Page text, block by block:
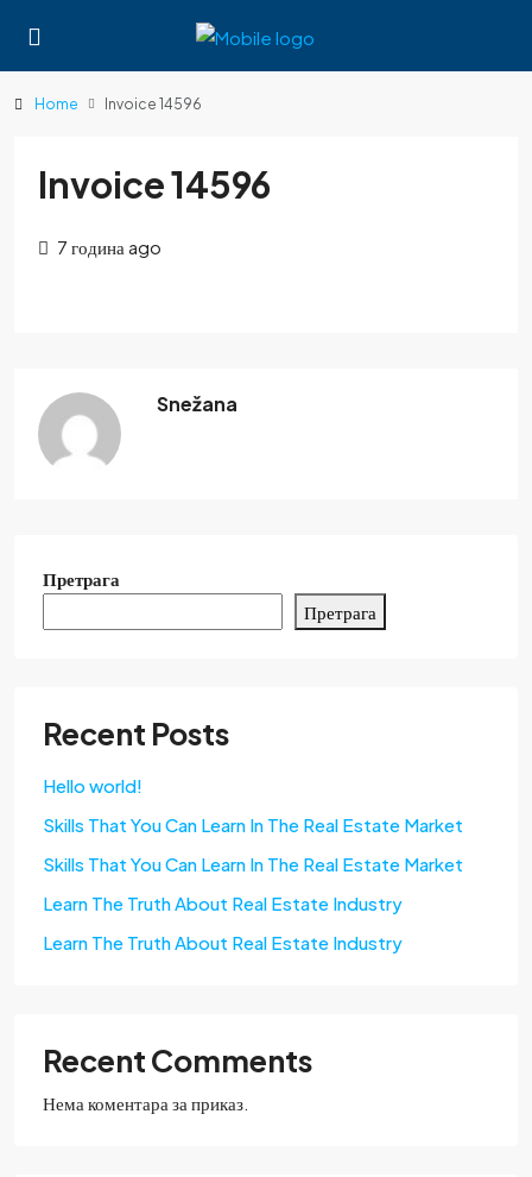
Home Invoice 14596
Invoice 14596
7 година ago
Snežana
Претрага
Претрага
Recent Posts
Hello world!
Skills That You Can Learn In The Real Estate Market
Skills That You Can Learn In The Real Estate Market
Learn The Truth About Real Estate Industry
Learn The Truth About Real Estate Industry
Recent Comments
Нема коментара за приказ.